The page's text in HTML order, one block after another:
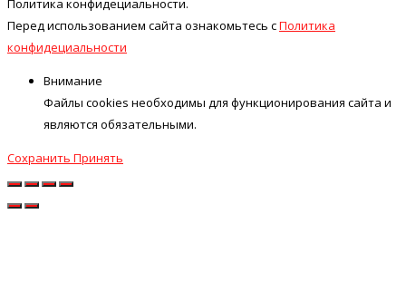
Политика конфидециальности.
Перед использованием сайта ознакомьтесь сПолитика
конфидециальности
Внимание
Файлы cookies необходимы для функционирования сайта и
являются обязательными.
Сохранить Принять